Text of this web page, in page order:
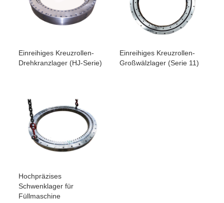
Einreihiges Kreuzrollen-
Drehkranzlager (HJ-Serie)
Einreihiges Kreuzrollen-
Großwälzlager (Serie 11)
Hochpräzises
Schwenklager für
Füllmaschine